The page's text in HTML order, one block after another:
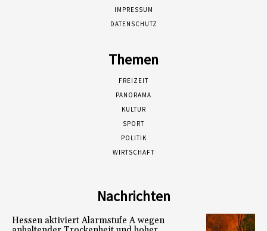
IMPRESSUM
DATENSCHUTZ
Themen
FREIZEIT
PANORAMA
KULTUR
SPORT
POLITIK
WIRTSCHAFT
Nachrichten
Hessen aktiviert Alarmstufe A wegen